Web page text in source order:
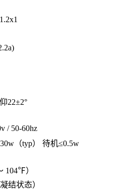
22±2°
/ 50-60hz
（typ） 待机≤0.5w
104℉）
结状态）